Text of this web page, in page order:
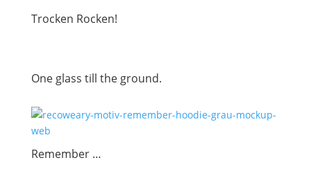
Trocken Rocken!
One glass till the ground.
Remember …